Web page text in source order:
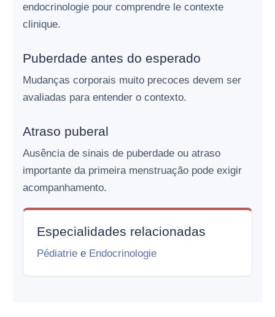
endocrinologie pour comprendre le contexte
clinique.
Puberdade antes do esperado
Mudanças corporais muito precoces devem ser
avaliadas para entender o contexto.
Atraso puberal
Ausência de sinais de puberdade ou atraso
importante da primeira menstruação pode exigir
acompanhamento.
Especialidades relacionadas
Pédiatrie e Endocrinologie